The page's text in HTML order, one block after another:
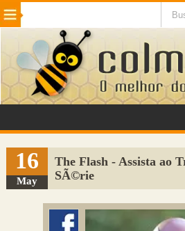
Beleza Cinema e TV
Internet Jogos NotÃ­cias
VeÃ­culos Adulto
Sugerir Link
Adicionar Blog
Colmeia Exchange
16
May
The Flash - Assista ao
SÃ©rie